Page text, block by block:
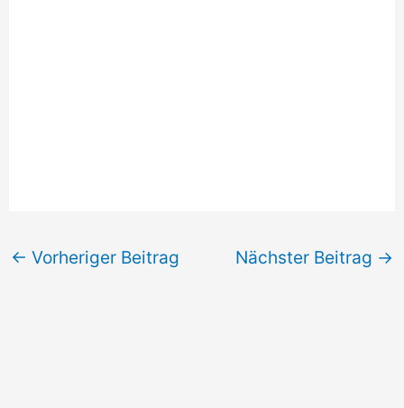
← Vorheriger Beitrag Nächster Beitrag →